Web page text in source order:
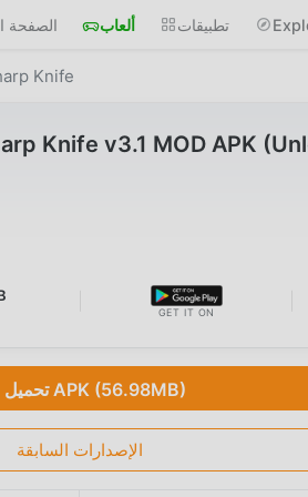
الصفحة ألعاب تطبيقات
Knife
Knife v3.1 MOD APK
GET IT ON
تحميل APK (56.98MB)
الإصدارات السابقة